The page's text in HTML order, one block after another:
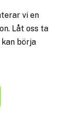
vi en
Låt oss ta
kan börja